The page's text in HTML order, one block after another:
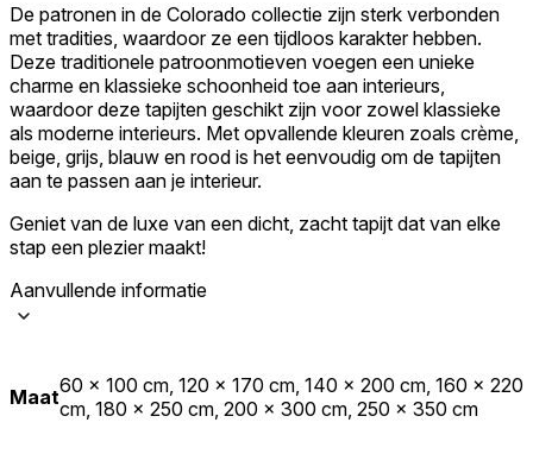
De patronen in de Colorado collectie zijn sterk verbonden
met tradities, waardoor ze een tijdloos karakter hebben.
Deze traditionele patroonmotieven voegen een unieke
charme en klassieke schoonheid toe aan interieurs,
waardoor deze tapijten geschikt zijn voor zowel klassieke
als moderne interieurs. Met opvallende kleuren zoals crème,
beige, grijs, blauw en rood is het eenvoudig om de tapijten
aan te passen aan je interieur.
Geniet van de luxe van een dicht, zacht tapijt dat van elke
stap een plezier maakt!
Aanvullende informatie
Maat60 x 100 cm, 120 x 170 cm, 140 x 200 cm, 160 x 220
cm, 180 x 250 cm, 200 x 300 cm, 250 x 350 cm